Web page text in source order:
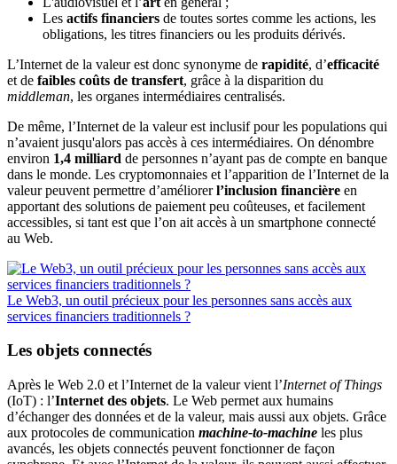
Les actifs financiers de toutes sortes comme les actions, les
obligations, les titres financiers ou les produits dérivés.
L’Internet de la valeur est donc synonyme de rapidité, d’efficacité
et de faibles coûts de transfert, grâce à la disparition du
middleman, les organes intermédiaires centralisés.
De même, l’Internet de la valeur est inclusif pour les populations qui
n’avaient jusqu'alors pas accès à ces intermédiaires. On dénombre
environ 1,4 milliard de personnes n’ayant pas de compte en banque
dans le monde. Les cryptomonnaies et l’apparition de l’Internet de la
valeur peuvent permettre d’améliorerl’inclusion financière en
apportant des solutions de paiement peu coûteuses, et facilement
accessibles, si tant est que l’on ait accès à un smartphone connecté
au Web.
Le Web3, un outil précieux pour les personnes sans accès aux
services financiers traditionnels ?
Les objets connectés
Après le Web 2.0 et l’Internet de la valeur vient l’Internet of Things
(IoT) : l’Internet des objets. Le Web permet aux humains
d’échanger des données et de la valeur, mais aussi aux objets. Grâce
aux protocoles de communication machine-to-machine les plus
avancés, les objets connectés peuvent fonctionner de façon